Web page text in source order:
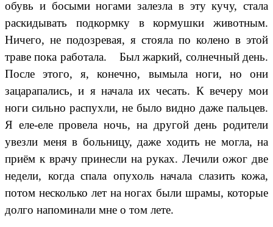
обувь и босыми ногами залезла в эту кучу, стала
раскидывать подкормку в кормушки животным.
Ничего, не подозревая, я стояла по колено в этой
траве пока работала. Был жаркий, солнечный день.
После этого, я, конечно, вымыла ноги, но они
зацарапались, и я начала их чесать. К вечеру мои
ноги сильно распухли, не было видно даже пальцев.
Я еле-еле провела ночь, на другой день родители
увезли меня в больницу, даже ходить не могла, на
приём к врачу принесли на руках. Лечили ожог две
недели, когда спала опухоль начала слазить кожа,
потом несколько лет на ногах были шрамы, которые
долго напоминали мне о том лете.